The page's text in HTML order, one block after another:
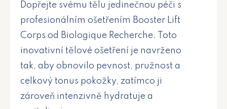
Dopřejte svému tělu jedinečnou péči s
profesionálním ošetřením Booster Lift
Corps od Biologique Recherche. Toto
inovativní tělové ošetření je navrženo
tak, aby obnovilo pevnost, pružnost a
celkový tonus pokožky, zatímco ji
zároveň intenzivně hydratuje a